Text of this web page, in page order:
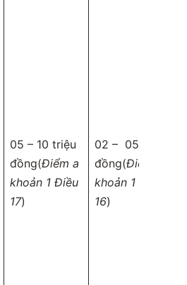
05 – 10 triệu
đồng(Điểm a
khoản 1 Điều
17)
02 – 05 triệu
đồng(Điểm a
khoản 1 điều
16)